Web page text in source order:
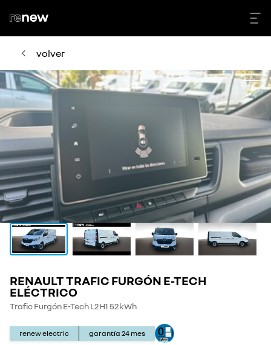
volver
RENAULT TRAFIC FURGÓN E-TECH
ELÉCTRICO
Trafic Furgón E-Tech L2H1 52kWh
renew electric garantía 24 mes
Show
details
Show
details